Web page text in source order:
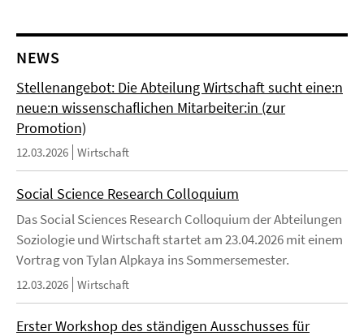
NEWS
Stellenangebot: Die Abteilung Wirtschaft sucht eine:n
neue:n wissenschaflichen Mitarbeiter:in (zur
Promotion)
12.03.2026 Wirtschaft
Social Science Research Colloquium
Das Social Sciences Research Colloquium der Abteilungen
Soziologie und Wirtschaft startet am 23.04.2026 mit einem
Vortrag von Tylan Alpkaya ins Sommersemester.
12.03.2026 Wirtschaft
Erster Workshop des ständigen Ausschusses für